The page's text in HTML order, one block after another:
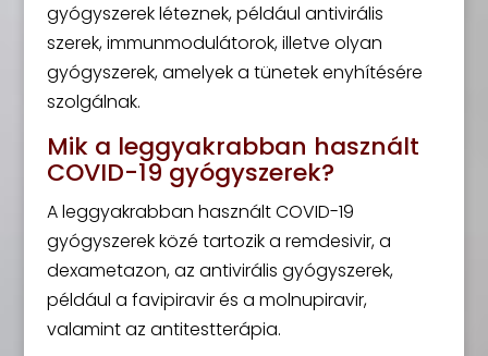
gyógyszerek léteznek, például antivirális
szerek, immunmodulátorok, illetve olyan
gyógyszerek, amelyek a tünetek enyhítésére
szolgálnak.
Mik a leggyakrabban használt
COVID-19 gyógyszerek?
A leggyakrabban használt COVID-19
gyógyszerek közé tartozik a remdesivir, a
dexametazon, az antivirális gyógyszerek,
például a favipiravir és a molnupiravir,
valamint az antitestterápia.